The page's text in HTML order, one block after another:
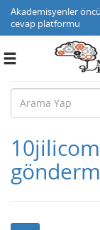
Akademisyenler
cevap platformu
Toggle